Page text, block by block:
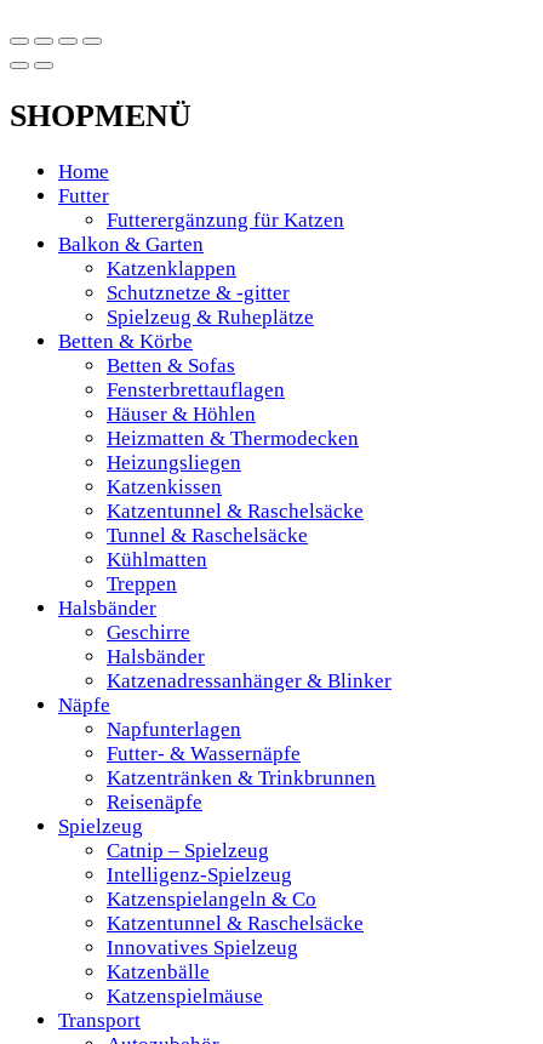
SHOPMENÜ
Home
Futter
Futterergänzung für Katzen
Balkon & Garten
Katzenklappen
Schutznetze & -gitter
Spielzeug & Ruheplätze
Betten & Körbe
Betten & Sofas
Fensterbrettauflagen
Häuser & Höhlen
Heizmatten & Thermodecken
Heizungsliegen
Katzenkissen
Katzentunnel & Raschelsäcke
Tunnel & Raschelsäcke
Kühlmatten
Treppen
Halsbänder
Geschirre
Halsbänder
Katzenadressanhänger & Blinker
Näpfe
Napfunterlagen
Futter- & Wassernäpfe
Katzentränken & Trinkbrunnen
Reisenäpfe
Spielzeug
Catnip – Spielzeug
Intelligenz-Spielzeug
Katzenspielangeln & Co
Katzentunnel & Raschelsäcke
Innovatives Spielzeug
Katzenbälle
Katzenspielmäuse
Transport